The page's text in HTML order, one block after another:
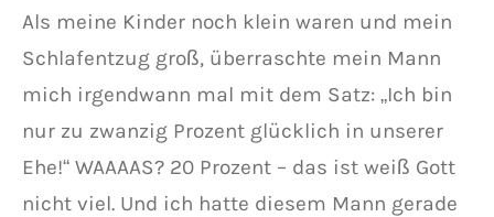
Als meine Kinder noch klein waren und mein
Schlafentzug groß, überraschte mein Mann
mich irgendwann mal mit dem Satz: „Ich bin
nur zu zwanzig Prozent glücklich in unserer
Ehe!“ WAAAAS? 20 Prozent – das ist weiß Gott
nicht viel. Und ich hatte diesem Mann gerade